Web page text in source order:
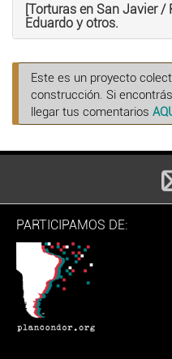
[Torturas en San Javier /
Eduardo y otros.
Este es un proyecto
construcción. Si
llegar tus comentarios
PARTICIPAMOS DE: